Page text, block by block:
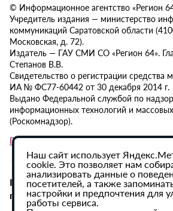
© Информационное агентство «Регион
Учредитель издания — министерство
коммуникаций Саратовской области
Московская, д. 72).
Издатель — ГАУ СМИ СО «Регион 64».
Степанов В.В.
Свидетельство о регистрации средства
ИА № ФС77-60442 от 30 декабря 2014 г.
Выдано Федеральной службой по
информационных технологий и
(Роскомнадзор).
Политика в отношении обработки
При использовании материалов
гиперссылка на ИА «Регион 64»
Наш сайт использует
cookie. Это позволяет нам
анализировать данные о
посетителей, а также
настройки и предпочтения для
работы сервиса.